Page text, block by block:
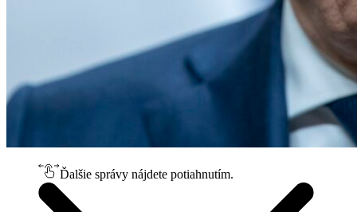
Ďalšie správy nájdete potiahnutím.